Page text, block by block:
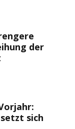
der
sich